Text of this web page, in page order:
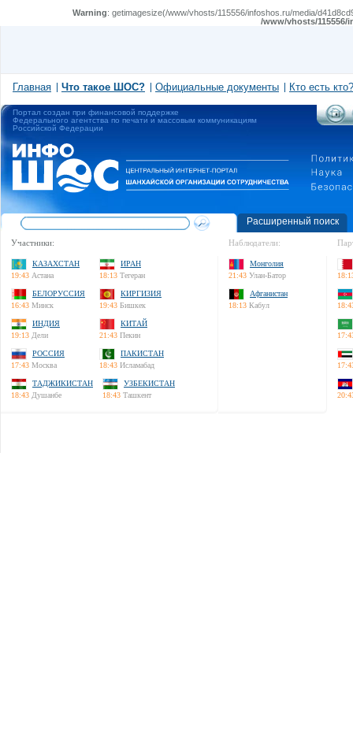
Warning: getimagesize(/www/vhosts/115556/infoshos.ru/media/
/www/vhosts/
Главная Что такое ШОС? Официальные документы Кто есть кто?
Портал создан при финансовой поддержке
Федерального агентства по печати и массовым коммуникациям
Российской Федерации
Расширенный поиск
Участники:
КАЗАХСТАН
19:43 Астана
ИРАН
18:13 Тегеран
БЕЛОРУССИЯ
16:43 Минск
КИРГИЗИЯ
19:43 Бишкек
ИНДИЯ
19:13 Дели
КИТАЙ
21:43 Пекин
РОССИЯ
17:43 Москва
ПАКИСТАН
18:43 Исламабад
ТАДЖИКИСТАН
18:43 Душанбе
УЗБЕКИСТАН
18:43 Ташкент
Наблюдатели:
Монголия
21:43 Улан-Батор
Афганистан
18:13 Кабул